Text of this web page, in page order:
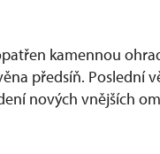
kamennou
předsíň. Poslední
nových vnějších